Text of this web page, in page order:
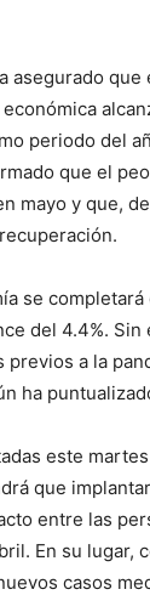
asegurado que
periodo del
que el
mayo y que,
se completará
del 4.4%. Sin
previos a la
ha
este
que
entre las
En su lugar,
casos